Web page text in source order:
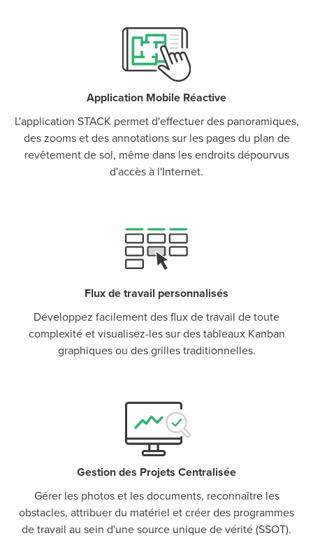
Application Mobile Réactive
L'application STACK permet d'effectuer des panoramiques,
des zooms et des annotations sur les pages du plan de
revêtement de sol, même dans les endroits dépourvus
d'accès à l'Internet.
TIF
Flux de travail personnalisés
Développez facilement des flux de travail de toute
complexité et visualisez-les sur des tableaux Kanban
graphiques ou des grilles traditionnelles.
Gestion des Projets Centralisée
Gérer les photos et les documents, reconnaître les
obstacles, attribuer du matériel et créer des programmes
de travail au sein d'une source unique de vérité (SSOT).